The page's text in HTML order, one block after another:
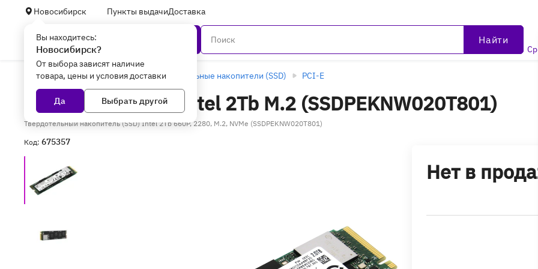
Новосибирск Пункты выдачиДоставка
Вы находитесь:
Новосибирск?
От выбора зависят наличие
товара, цены и условия доставки
Да Выбрать другой
Найти
Главная Комплектующие Твердотельные накопители (SSD) PCI-E
SSD накопитель Intel 2Tb M.2 (SSDPEKNW020T801)
Твердотельный накопитель (SSD) Intel 2Tb 660P, 2280, M.2, NVMe (SSDPEKNW020T801)
Код: 675357
Нет в